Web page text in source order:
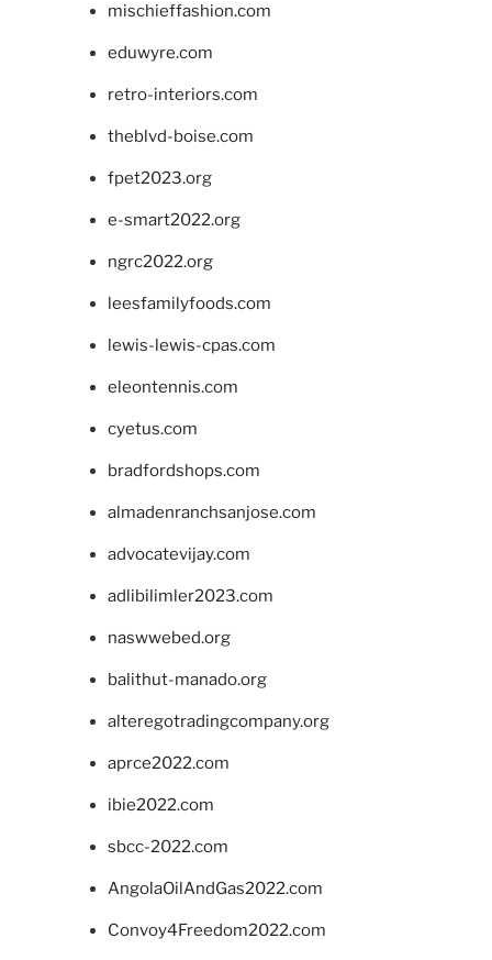
mischieffashion.com
eduwyre.com
retro-interiors.com
theblvd-boise.com
fpet2023.org
e-smart2022.org
ngrc2022.org
leesfamilyfoods.com
lewis-lewis-cpas.com
eleontennis.com
cyetus.com
bradfordshops.com
almadenranchsanjose.com
advocatevijay.com
adlibilimler2023.com
naswwebed.org
balithut-manado.org
alteregotradingcompany.org
aprce2022.com
ibie2022.com
sbcc-2022.com
AngolaOilAndGas2022.com
Convoy4Freedom2022.com